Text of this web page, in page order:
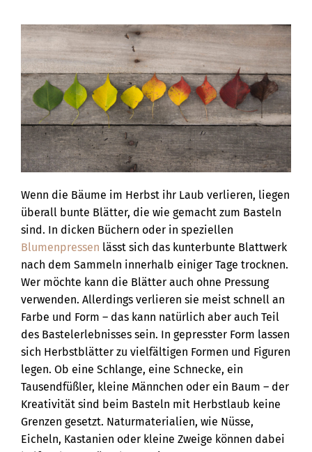
Wenn die Bäume im Herbst ihr Laub verlieren, liegen
überall bunte Blätter, die wie gemacht zum Basteln
sind. In dicken Büchern oder in speziellen
Blumenpressen lässt sich das kunterbunte Blattwerk
nach dem Sammeln innerhalb einiger Tage trocknen.
Wer möchte kann die Blätter auch ohne Pressung
verwenden. Allerdings verlieren sie meist schnell an
Farbe und Form – das kann natürlich aber auch Teil
des Bastelerlebnisses sein. In gepresster Form lassen
sich Herbstblätter zu vielfältigen Formen und Figuren
legen. Ob eine Schlange, eine Schnecke, ein
Tausendfüßler, kleine Männchen oder ein Baum – der
Kreativität sind beim Basteln mit Herbstlaub keine
Grenzen gesetzt. Naturmaterialien, wie Nüsse,
Eicheln, Kastanien oder kleine Zweige können dabei